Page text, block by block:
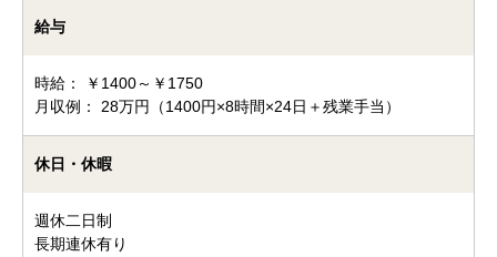
給与
時給： ￥1400～￥1750
月収例： 28万円（1400円×8時間×24日＋残業手当）
休日・休暇
週休二日制
長期連休有り